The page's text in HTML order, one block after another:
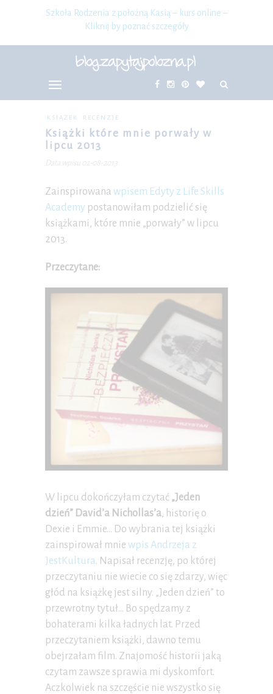
Szkoła Rodzenia z położną Kasią – kurs online –
Kliknij by poznać szczegóły
KSIĄŻEK RECENZJE
Książki które mnie porwały w
lipcu 2013
Data wpisu 02-08-2013
Zainspirowana wpisem Edyty z Life Skills
Academy postanowiłam podzielić się
książkami, które mnie „porwały” w lipcu
2013.
Przeczytane:
W lipcu dokończyłam czytać „Jeden
dzień” David’a Nichollas’a, historię o
Dexie i Emmie… Do wybrania tej książki
zainspirował mnie wpis Andrzeja z
JestKultura. Napisał recenzję, po której
przeczytaniu nie wiecie co się zdarzy, więc
głód na książkę jest silny. „Jeden dzień” to
przewrotny tytuł… Bo spędzamy z
bohaterami kilka ładnych lat. Przed
przeczytaniem książki, dawno temu
obejrzałam film. Znajomość historii jaką
czytam zawsze sprawia mi dyskomfort.
Aczkolwiek na szczęście nie wszystko się